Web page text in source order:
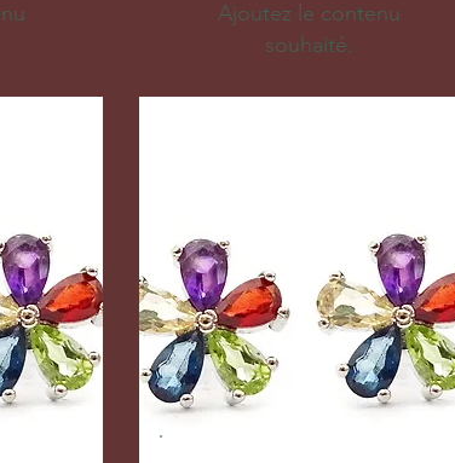
Ajoutez le contenu
souhaité.